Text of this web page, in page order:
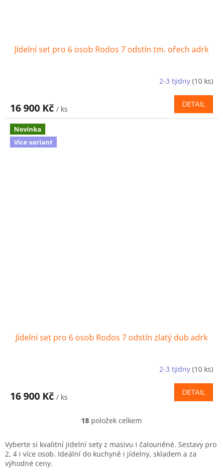
Jídelní set pro 6 osob Rodos 7 odstín tm. ořech adrk
2-3 týdny (10 ks)
16 900 Kč / ks
DETAIL
Novinka
Více variant
Jídelní set pro 6 osob Rodos 7 odstín zlatý dub adrk
2-3 týdny (10 ks)
16 900 Kč / ks
DETAIL
O
l
á
18 položek celkem
Vyberte si kvalitní jídelní sety z masivu i čalouněné. Sestavy pro
2, 4 i více osob. Ideální do kuchyně i jídelny, skladem a za
výhodné ceny.